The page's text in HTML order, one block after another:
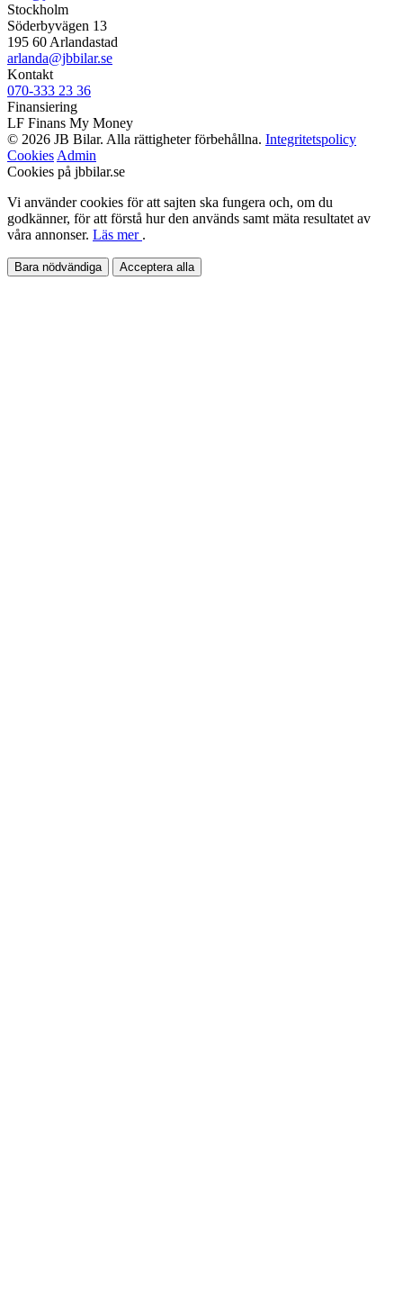
Stockholm
Söderbyvägen 13
195 60 Arlandastad
arlanda@jbbilar.se
Kontakt
070-333 23 36
Finansiering
LF Finans My Money
© 2026 JB Bilar. Alla rättigheter förbehållna. Integritetspolicy
Cookies Admin
Cookies på jbbilar.se
Vi använder cookies för att sajten ska fungera och, om du
godkänner, för att förstå hur den används samt mäta resultatet av
våra annonser. Läs mer .
Bara nödvändiga Acceptera alla